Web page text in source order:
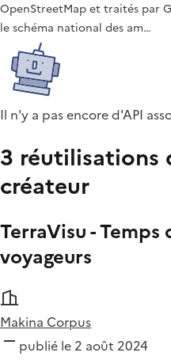
OpenStreetMap et traités par
le schéma national des am…
Il n'y a pas encore d'API
3 réutilisations
créateur
TerraVisu - Temps
voyageurs
Makina Corpus
publié le 2 août 2024